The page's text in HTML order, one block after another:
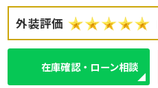
外装評価
在庫確認・ローン相談